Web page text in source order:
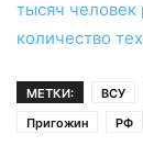
тысяч человек
количество
МЕТКИ: ВСУ
Пригожин
РФ